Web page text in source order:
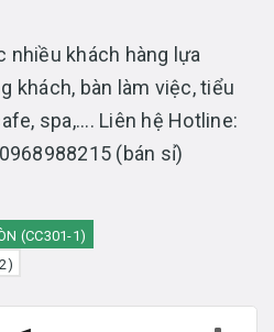
nhiều khách hàng lựa
khách, bàn làm việc, tiểu
spa,.... Liên hệ Hotline:
(bán sỉ)
(CC301-1)